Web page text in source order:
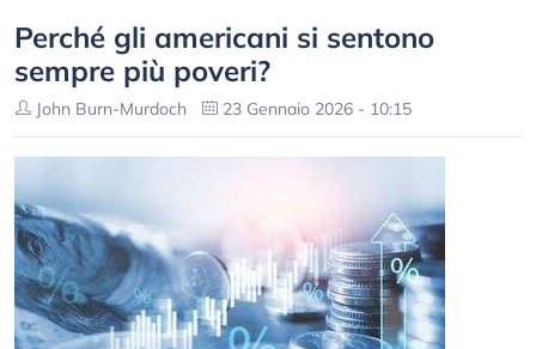
Perché gli americani si sentono
sempre più poveri?
John Burn-Murdoch 23 Gennaio 2026 - 10:15